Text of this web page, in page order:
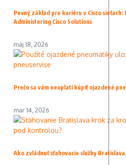
Pevný základ pre kariéru v Cisco sieťach:
Administering Cisco Solutions
máj 18, 2026
Prečo sa vám neoplatí kúpiť ojazdené
mar 14, 2026
Ako zvládnuť sťahovacie služby